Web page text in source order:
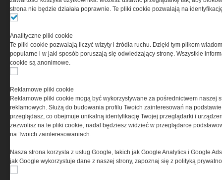
przez Grupa MEDIUM Spółka z ograniczoną
odpowiedzialnością Spółka komandytowa, nr KRS:
(zwana dalej Grupa MEDIUM) w postaci Regulaminu.
Przeczytaj regulamin
PRYWATNOŚĆ
Ta witryna wykorzystuje pliki cookies do przechowywania
w celu świadczenia usług na najwyższym poziomie,
w tym w sposób dostosowany do indywidualnych potrzeb.
Korzystanie z witryny bez zmiany ustawień dotyczących
strona nie będzie działała poprawnie. Te pliki cookie pozwalają na
Analityczne pliki cookie
Te pliki cookie pozwalają liczyć wizyty i źródła ruchu. Dzięki tym plikom
popularne i w jaki sposób poruszają się odwiedzający stronę. Wszystkie
cookie są anonimowe.
Reklamowe pliki cookie
Reklamowe pliki cookie mogą być wykorzystywane za pośrednictwem naszej
reklamowych. Służą do budowania profilu Twoich zainteresowań na
przeglądasz, co obejmuje unikalną identyfikację Twojej przeglądarki i
zezwolisz na te pliki cookie, nadal będziesz widzieć w przeglądarce
na Twoich zainteresowaniach.
Nasza strona korzysta z usług Google, takich jak Google Analytics i Google
jak Google wykorzystuje dane z naszej strony, zapoznaj się z polityką